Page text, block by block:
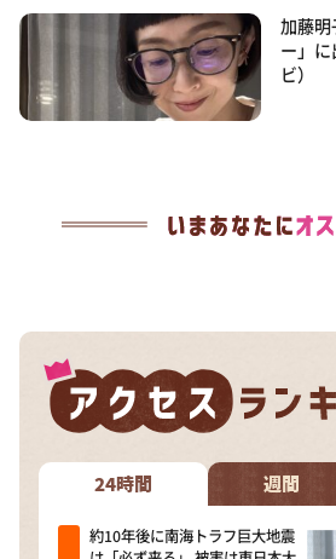
加藤
ー」
ビ）
24時間 週間
約10年後に南海トラフ巨大地震